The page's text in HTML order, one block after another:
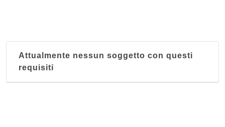
Attualmente nessun soggetto con questi
requisiti